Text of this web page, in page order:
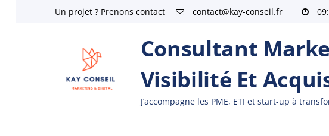
Un projet ? Prenons contact contact@kay-conseil.fr
Consultant
Visibilité Et
J’accompagne les PME, ETI et start-up à